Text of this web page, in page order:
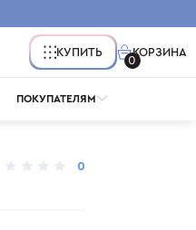
КУПИТЬ
0
КОРЗИНА
ПОКУПАТЕЛЯМ
0